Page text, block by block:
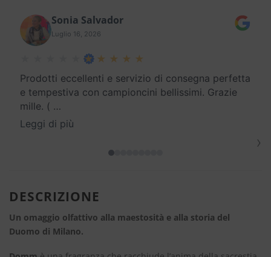
Sonia Salvador
Luglio 16, 2026
Prodotti eccellenti e servizio di consegna perfetta
e tempestiva con campioncini bellissimi. Grazie
mille. ( …
Leggi di più
›
DESCRIZIONE
Un omaggio olfattivo alla maestosità e alla storia del
Duomo di Milano.